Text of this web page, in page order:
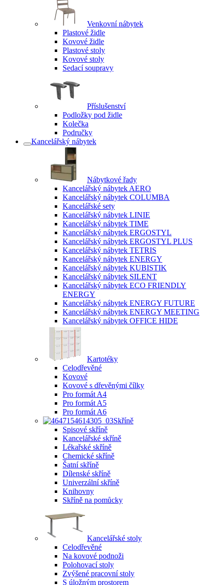
Venkovní nábytek
Plastové židle
Kovové židle
Plastové stoly
Kovové stoly
Sedací soupravy
Příslušenství
Podložky pod židle
Kolečka
Područky
Kancelářský nábytek
Nábytkové řady
Kancelářský nábytek AERO
Kancelářský nábytek COLUMBA
Kancelářské sety
Kancelářský nábytek LINIE
Kancelářský nábytek TIME
Kancelářský nábytek ERGOSTYL
Kancelářský nábytek ERGOSTYL PLUS
Kancelářský nábytek TETRIS
Kancelářský nábytek ENERGY
Kancelářský nábytek KUBISTIK
Kancelářský nábytek SILENT
Kancelářský nábytek ECO FRIENDLY
ENERGY
Kancelářský nábytek ENERGY FUTURE
Kancelářský nábytek ENERGY MEETING
Kancelářský nábytek OFFICE HIDE
Kartotéky
Celodřevěné
Kovové
Kovové s dřevěnými čílky
Pro formát A4
Pro formát A5
Pro formát A6
Skříně
Spisové skříně
Kancelářské skříně
Lékařské skříně
Chemické skříně
Šatní skříně
Dílenské skříně
Univerzální skříně
Knihovny
Skříně na pomůcky
Kancelářské stoly
Celodřevěné
Na kovové podnoži
Polohovací stoly
Zvýšené pracovní stoly
S úložným prostorem